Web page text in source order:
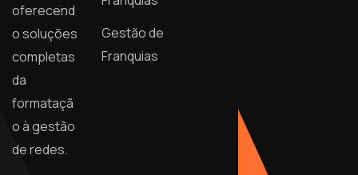
oferecend
o soluções
completas
da
formataçã
o à gestão
de redes.
Gestão de
Franquias